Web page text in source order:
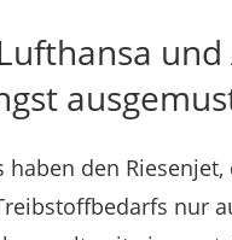
und
haben den Riesenjet,
nur